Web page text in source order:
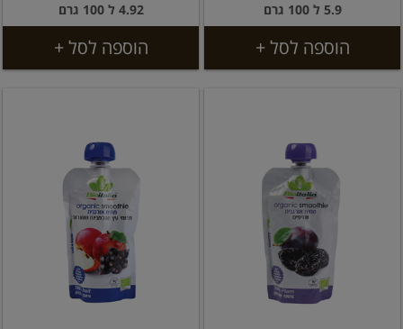
5.9 ל 100 גרם
הוספה לסל +
4.92 ל 100 גרם
הוספה לסל +